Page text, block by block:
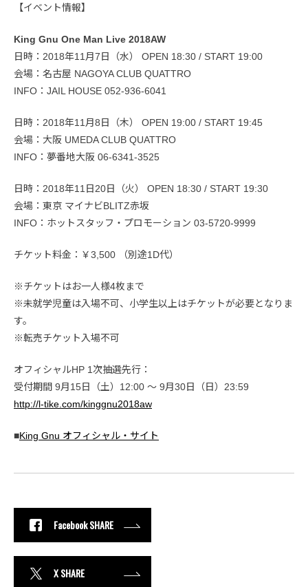
【イベント情報】
King Gnu One Man Live 2018AW
日時：2018年11月7日（水） OPEN 18:30 / START 19:00
会場：名古屋 NAGOYA CLUB QUATTRO
INFO：JAIL HOUSE 052-936-6041
日時：2018年11月8日（木） OPEN 19:00 / START 19:45
会場：大阪 UMEDA CLUB QUATTRO
INFO：夢番地大阪 06-6341-3525
日時：2018年11日20日（火） OPEN 18:30 / START 19:30
会場：東京 マイナビBLITZ赤坂
INFO：ホットスタッフ・プロモーション 03-5720-9999
チケット料金：￥3,500 （別途1D代）
※チケットはお一人様4枚まで
※未就学児童は入場不可、小学生以上はチケットが必要となりま
す。
※転売チケット入場不可
オフィシャルHP 1次抽選先行：
受付期間 9月15日（土）12:00 ～ 9月30日（日）23:59
http://l-tike.com/kinggnu2018aw
■King Gnu オフィシャル・サイト
Facebook SHARE
X SHARE